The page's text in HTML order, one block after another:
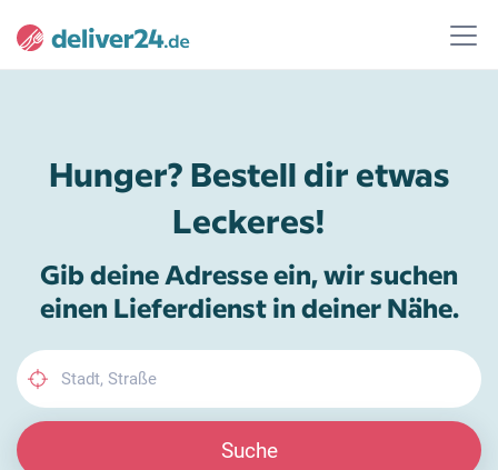
Hunger? Bestell dir etwas
Leckeres!
Gib deine Adresse ein, wir suchen
einen Lieferdienst in deiner Nähe.
Suche